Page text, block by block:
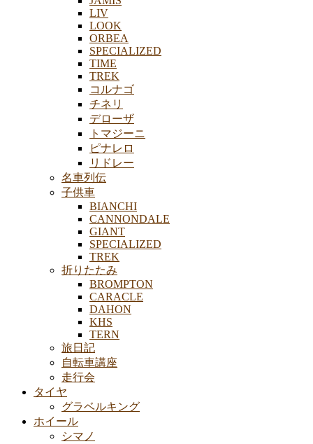
LIV
LOOK
ORBEA
SPECIALIZED
TIME
TREK
コルナゴ
チネリ
デローザ
トマジーニ
ピナレロ
リドレー
名車列伝
子供車
BIANCHI
CANNONDALE
GIANT
SPECIALIZED
TREK
折りたたみ
BROMPTON
CARACLE
DAHON
KHS
TERN
旅日記
自転車講座
走行会
タイヤ
グラベルキング
ホイール
シマノ